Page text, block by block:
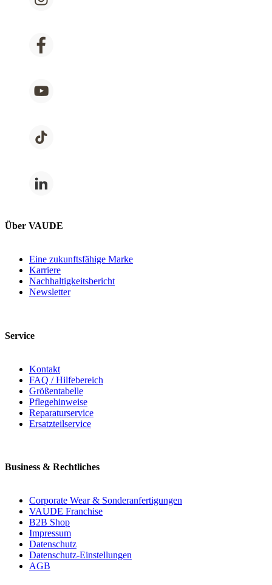
Über VAUDE
Eine zukunftsfähige Marke
Karriere
Nachhaltigkeitsbericht
Newsletter
Service
Kontakt
FAQ / Hilfebereich
Größentabelle
Pflegehinweise
Reparaturservice
Ersatzteilservice
Business & Rechtliches
Corporate Wear & Sonderanfertigungen
VAUDE Franchise
B2B Shop
Impressum
Datenschutz
Datenschutz-Einstellungen
AGB